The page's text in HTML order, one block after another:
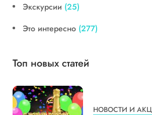
Экскурсии (25)
Это интересно (277)
Топ новых статей
НОВОСТИ И